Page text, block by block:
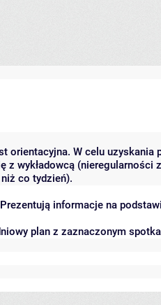
orientacyjna. W celu
z wykładowcą (nieregularności
co tydzień).
informacje na
plan z zaznaczonym